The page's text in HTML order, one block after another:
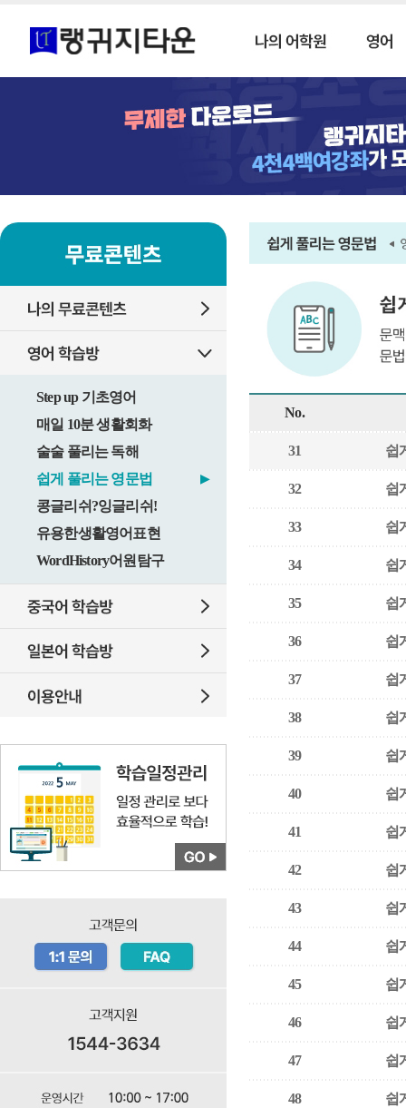
Step up 기초영어
매일 10분 생활회화
술술 풀리는 독해
쉽게 풀리는 영문법
▶
콩글리쉬?잉글리쉬!
유용한생활영어표현
WordHistory어원탐구
No.
31 쉽
32 쉽
33 쉽
34 쉽
35 쉽
36 쉽
37 쉽
38 쉽
39 쉽
40 쉽
41 쉽
42 쉽
43 쉽
44 쉽
45 쉽
46 쉽
47 쉽
48 쉽